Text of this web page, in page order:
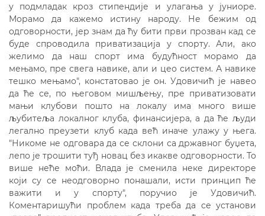
у подмладак кроз стипендије и улагања у јуниоре.
Морамо да кажемо истину народу. Не бежим од
одговорности, јер знам да ћу бити први прозван кад се
буде спроводила приватизација у спорту. Али, ако
желимо да наш спорт има будућност морамо да
мењамо, пре свега навике, али и цео систем. А навике
тешко мењамо", констатовао је он. Удовичић је навео
да ће се, по његовом мишљењу, пре приватизовати
мањи клубови пошто на локалу има много више
љубитеља локалног клуба, финансијера, а да ће људи
легално преузети клуб када већ иначе улажу у њега.
"Никоме не одговара да се склони са државног буџета,
лепо је трошити туђ новац без икакве одговорности. То
више неће моћи. Влада је сменила неке директоре
који су се неодговорно понашали, исти принцип ће
важити и у спорту", поручио је Удовичић.
Коментаришући проблем када треба да се установи